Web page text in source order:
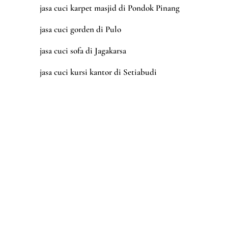
jasa cuci karpet masjid di Pondok Pinang
jasa cuci gorden di Pulo
jasa cuci sofa di Jagakarsa
jasa cuci kursi kantor di Setiabudi